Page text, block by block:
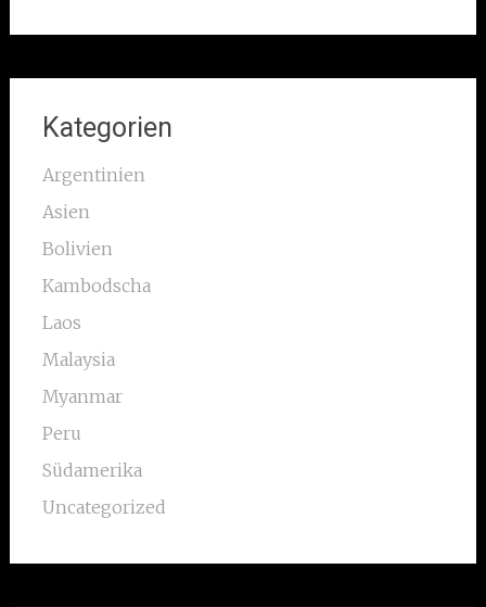
Kategorien
Argentinien
Asien
Bolivien
Kambodscha
Laos
Malaysia
Myanmar
Peru
Südamerika
Uncategorized